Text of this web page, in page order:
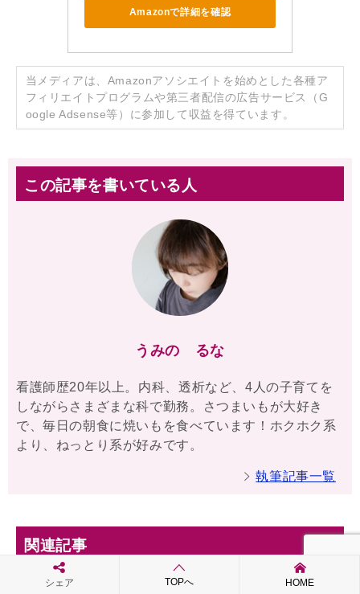
Amazonで詳細を確認
当メディアは、Amazonアソシエイトを始めとした各種ア
フィリエイトプログラムや第三者配信の広告サービス（G
oogle Adsense等）に参加して収益を得ています。
この記事を書いている人
うみの るな
看護師歴20年以上。内科、透析など、4人の子育てを
しながらさまざまな科で勤務。さつまいもが大好き
で、毎日の朝食に焼いもを食べています！ホクホク系
より、ねっとり系が好みです。
執筆記事一覧
関連記事
シェア TOPへ HOME